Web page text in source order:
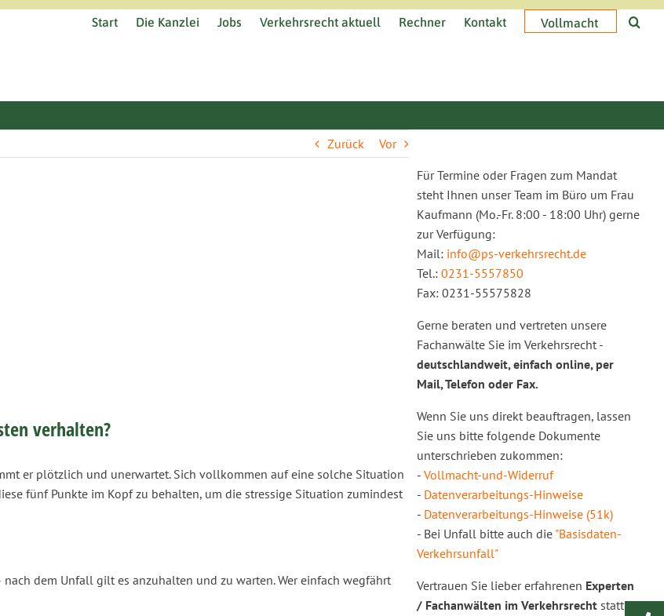
Start Die Kanzlei Jobs Verkehrsrecht aktuell Rechner Kontakt Vollmacht
Zurück Vor
verhalten?
er plötzlich und unerwartet. Sich vollkommen auf eine solche Situation
fünf Punkte im Kopf zu behalten, um die stressige Situation zumindest
dem Unfall gilt es anzuhalten und zu warten. Wer einfach wegfährt
Für Termine oder Fragen zum Mandat
steht Ihnen unser Team im Büro um Frau
Kaufmann (Mo.-Fr. 8:00 - 18:00 Uhr) gerne
zur Verfügung:
Mail: info@ps-verkehrsrecht.de
Tel.: 0231-5557850
Fax: 0231-55575828
Gerne beraten und vertreten unsere
Fachanwälte Sie im Verkehrsrecht -
deutschlandweit, einfach online, per
Mail, Telefon oder Fax.
Wenn Sie uns direkt beauftragen, lassen
Sie uns bitte folgende Dokumente
unterschrieben zukommen:
- Vollmacht-und-Widerruf
- Datenverarbeitungs-Hinweise
- Datenverarbeitungs-Hinweise (51k)
- Bei Unfall bitte auch die "Basisdaten-
Verkehrsunfall"
Vertrauen Sie lieber erfahrenen Experten
/ Fachanwälten im Verkehrsrechtstatt